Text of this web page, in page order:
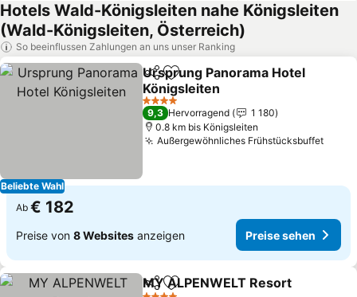
Hotels Wald-Königsleiten nahe Königsleiten
(Wald-Königsleiten, Österreich)
So beeinflussen Zahlungen an uns unser Ranking
Beliebte Wahl
TeilenZu Favoriten hinzufügen
Ursprung Panorama Hotel
Königsleiten
Preise sehen
4 Sterne
9,3 Hervorragend
1 180
0.8 km bis Königsleiten
Außergewöhnliches Frühstücksbuffet
Ab € 182
Preise von 8 Websites anzeigen Preise sehen
TeilenZu Favoriten hinzufügen
MY ALPENWELT Resort